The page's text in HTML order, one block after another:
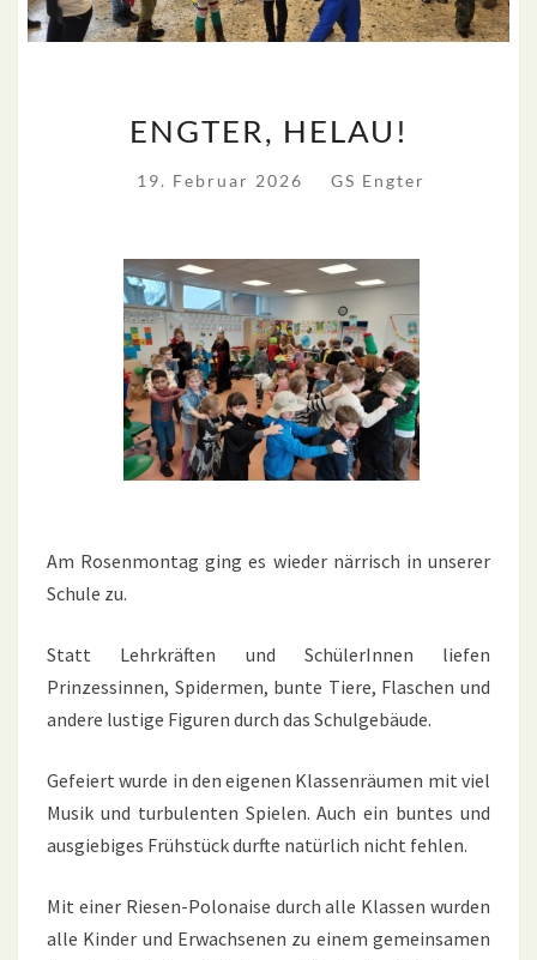
HELAU!
ENGTER, HELAU!
19. Februar 2026 GS Engter
Am Rosenmontag ging es wieder närrisch in unserer
Schule zu.
Statt Lehrkräften und SchülerInnen liefen
Prinzessinnen, Spidermen, bunte Tiere, Flaschen und
andere lustige Figuren durch das Schulgebäude.
Gefeiert wurde in den eigenen Klassenräumen mit viel
Musik und turbulenten Spielen. Auch ein buntes und
ausgiebiges Frühstück durfte natürlich nicht fehlen.
Mit einer Riesen-Polonaise durch alle Klassen wurden
alle Kinder und Erwachsenen zu einem gemeinsamen